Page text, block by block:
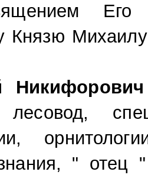
Его
Князю
Никифорович
лесовод,
" отец